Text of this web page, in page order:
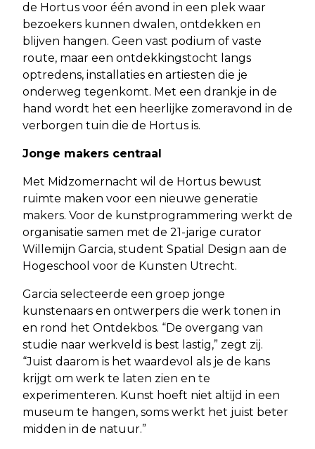
de Hortus voor één avond in een plek waar
bezoekers kunnen dwalen, ontdekken en
blijven hangen. Geen vast podium of vaste
route, maar een ontdekkingstocht langs
optredens, installaties en artiesten die je
onderweg tegenkomt. Met een drankje in de
hand wordt het een heerlijke zomeravond in de
verborgen tuin die de Hortus is.
Jonge makers centraal
Met Midzomernacht wil de Hortus bewust
ruimte maken voor een nieuwe generatie
makers. Voor de kunstprogrammering werkt de
organisatie samen met de 21-jarige curator
Willemijn Garcia, student Spatial Design aan de
Hogeschool voor de Kunsten Utrecht.
Garcia selecteerde een groep jonge
kunstenaars en ontwerpers die werk tonen in
en rond het Ontdekbos. “De overgang van
studie naar werkveld is best lastig,” zegt zij.
“Juist daarom is het waardevol als je de kans
krijgt om werk te laten zien en te
experimenteren. Kunst hoeft niet altijd in een
museum te hangen, soms werkt het juist beter
midden in de natuur.”